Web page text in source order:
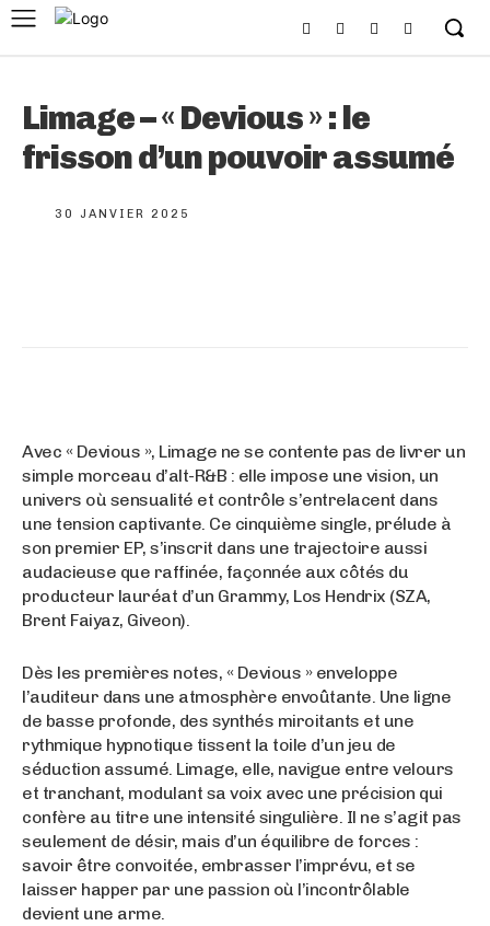
Limage – « Devious » : le
frisson d’un pouvoir assumé
30 JANVIER 2025
Avec « Devious », Limage ne se contente pas de livrer un
simple morceau d’alt-R&B : elle impose une vision, un
univers où sensualité et contrôle s’entrelacent dans
une tension captivante. Ce cinquième single, prélude à
son premier EP, s’inscrit dans une trajectoire aussi
audacieuse que raffinée, façonnée aux côtés du
producteur lauréat d’un Grammy, Los Hendrix (SZA,
Brent Faiyaz, Giveon).
Dès les premières notes, « Devious » enveloppe
l’auditeur dans une atmosphère envoûtante. Une ligne
de basse profonde, des synthés miroitants et une
rythmique hypnotique tissent la toile d’un jeu de
séduction assumé. Limage, elle, navigue entre velours
et tranchant, modulant sa voix avec une précision qui
confère au titre une intensité singulière. Il ne s’agit pas
seulement de désir, mais d’un équilibre de forces :
savoir être convoitée, embrasser l’imprévu, et se
laisser happer par une passion où l’incontrôlable
devient une arme.